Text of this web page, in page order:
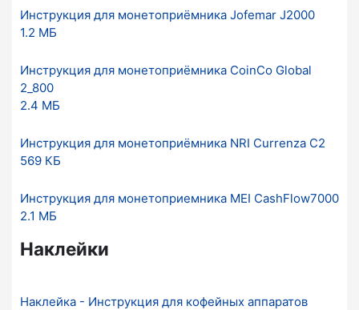
Инструкция для монетоприёмника Jofemar J2000
1.2 МБ
Инструкция для монетоприёмника CoinCo Global
2_800
2.4 МБ
Инструкция для монетоприёмника NRI Currenza C2
569 КБ
Инструкция для монетоприемника MEI CashFlow7000
2.1 МБ
Наклейки
Наклейка - Инструкция для кофейных аппаратов